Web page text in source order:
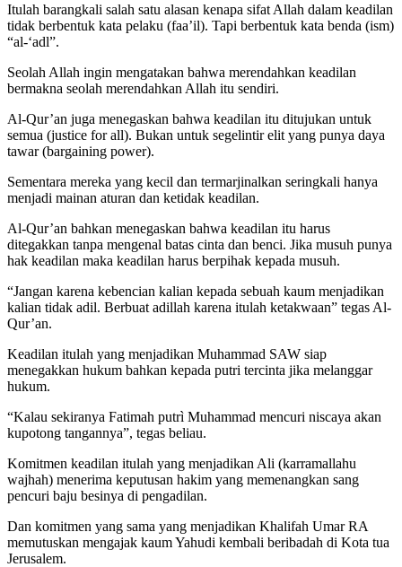
Itulah barangkali salah satu alasan kenapa sifat Allah dalam keadilan
tidak berbentuk kata pelaku (faa’il). Tapi berbentuk kata benda (ism)
“al-‘adl”.
Seolah Allah ingin mengatakan bahwa merendahkan keadilan
bermakna seolah merendahkan Allah itu sendiri.
Al-Qur’an juga menegaskan bahwa keadilan itu ditujukan untuk
semua (justice for all). Bukan untuk segelintir elit yang punya daya
tawar (bargaining power).
Sementara mereka yang kecil dan termarjinalkan seringkali hanya
menjadi mainan aturan dan ketidak keadilan.
Al-Qur’an bahkan menegaskan bahwa keadilan itu harus
ditegakkan tanpa mengenal batas cinta dan benci. Jika musuh punya
hak keadilan maka keadilan harus berpihak kepada musuh.
“Jangan karena kebencian kalian kepada sebuah kaum menjadikan
kalian tidak adil. Berbuat adillah karena itulah ketakwaan” tegas Al-
Qur’an.
Keadilan itulah yang menjadikan Muhammad SAW siap
menegakkan hukum bahkan kepada putri tercinta jika melanggar
hukum.
“Kalau sekiranya Fatimah putrì Muhammad mencuri niscaya akan
kupotong tangannya”, tegas beliau.
Komitmen keadilan itulah yang menjadikan Ali (karramallahu
wajhah) menerima keputusan hakim yang memenangkan sang
pencuri baju besinya di pengadilan.
Dan komitmen yang sama yang menjadikan Khalifah Umar RA
memutuskan mengajak kaum Yahudi kembali beribadah di Kota tua
Jerusalem.